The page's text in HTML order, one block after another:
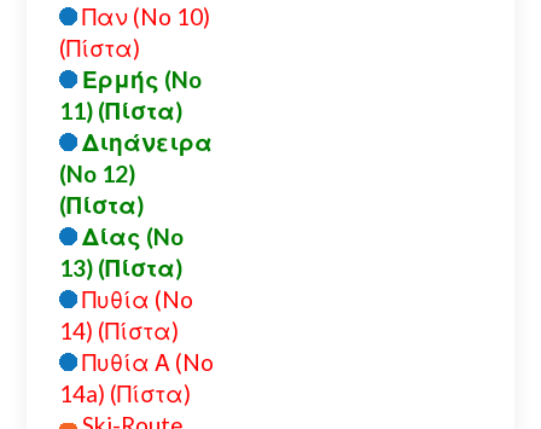
Παν (No 10)
(Πίστα)
Ερμής (No
11) (Πίστα)
Διηάνειρα
(No 12)
(Πίστα)
Δίας (No
13) (Πίστα)
Πυθία (No
14) (Πίστα)
Πυθία Α (No
14a) (Πίστα)